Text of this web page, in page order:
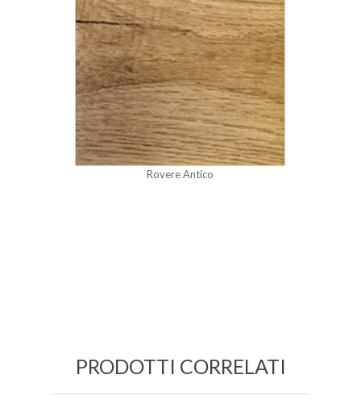
Rovere Antico
PRODOTTI CORRELATI